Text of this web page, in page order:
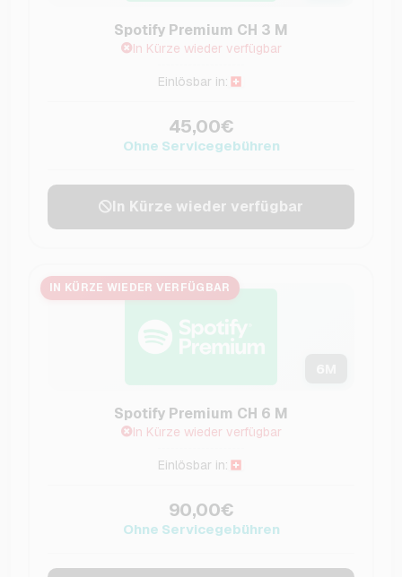
Spotify Premium CH 3 M
In Kürze wieder verfügbar
Einlösbar in:
45,00€
Ohne Servicegebühren
In Kürze wieder verfügbar
IN KÜRZE WIEDER VERFÜGBAR
Spotify Premium CH 6 M
In Kürze wieder verfügbar
Einlösbar in:
90,00€
Ohne Servicegebühren